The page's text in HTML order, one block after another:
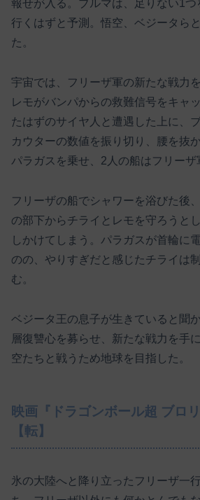
報せが入る。ブルマは、足りない1
行くはずと予測。悟空、ベジータら
た。
宇宙では、フリーザ軍の新たな戦力
レモがバンパからの救難信号をキャ
たはずのサイヤ人と遭遇した上に、
カウターの数値を振り切り、腰を抜
パラガスを乗せ、2人の船はフリーザ
フリーザの船でシャワーを浴びた後
の部下からチライとレモを守ろうと
しかけてしまう。パラガスが首輪に
のの、やりすぎだと感じたチライは
む。
ベジータ王の息子が生きていると聞
層復讐心を募らせ、新たな戦力を手
空たちと戦うため地球を目指した。
映画『ドラゴンボール超 ブロ
【転】
氷の大陸へと降り立ったフリーザ一